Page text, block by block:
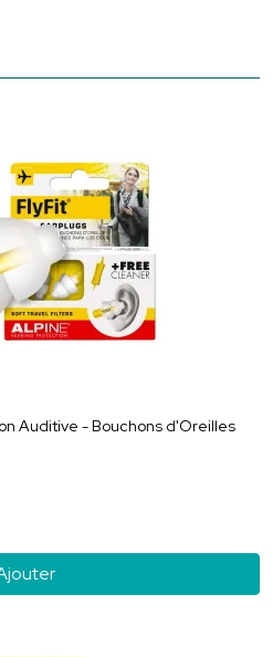
Auditive - Bouchons d'Oreilles